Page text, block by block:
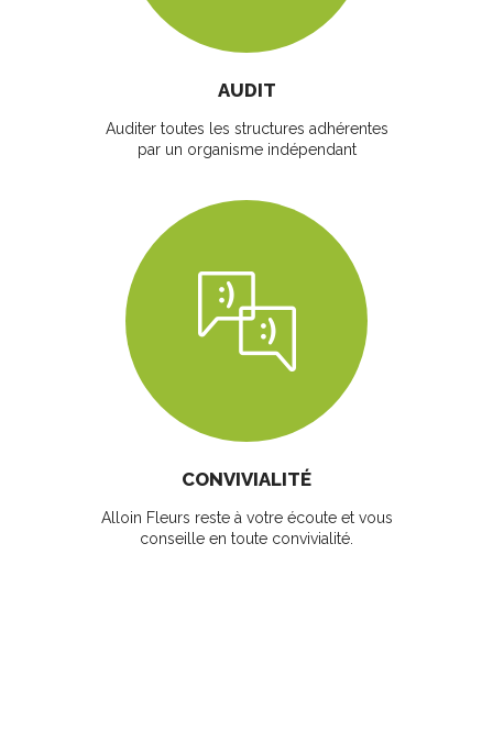
AUDIT
Auditer toutes les structures adhérentes
par un organisme indépendant
CONVIVIALITÉ
Alloin Fleurs reste à votre écoute et vous
conseille en toute convivialité.